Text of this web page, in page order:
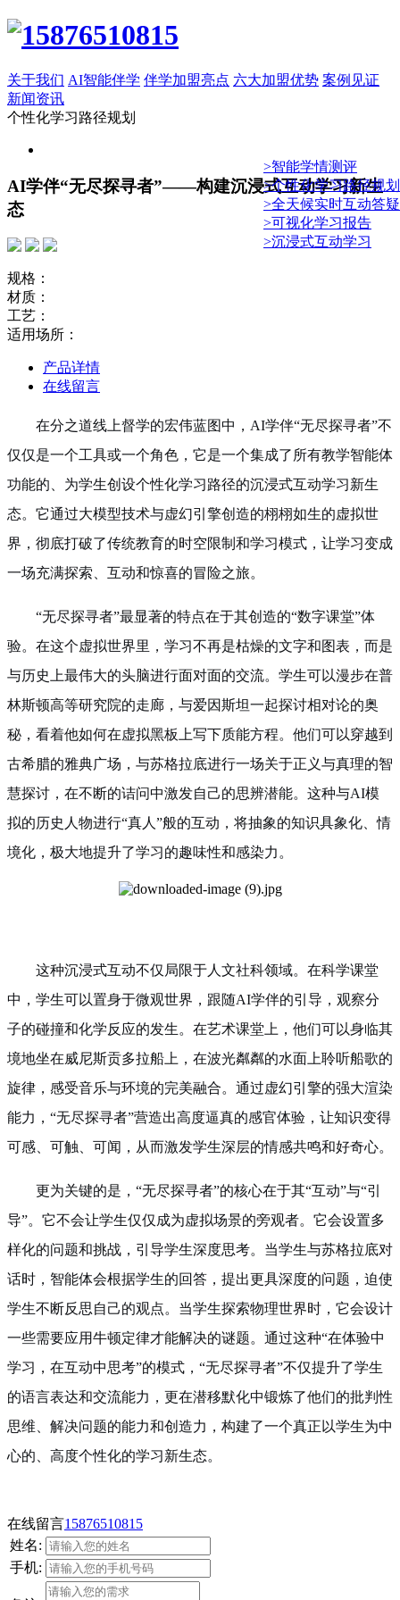
关于我们 AI智能伴学 伴学加盟亮点 六大加盟优势 案例见证
新闻资讯
个性化学习路径规划
>智能学情测评
>个性化学习路径规划
>全天候实时互动答疑
>可视化学习报告
>沉浸式互动学习
AI学伴“无尽探寻者”——构建沉浸式互动学习新生
态
规格：
材质：
工艺：
适用场所：
产品详情
在线留言
在分之道线上督学的宏伟蓝图中，AI学伴“无尽探寻者”不
仅仅是一个工具或一个角色，它是一个集成了所有教学智能体
功能的、为学生创设个性化学习路径的沉浸式互动学习新生
态。它通过大模型技术与虚幻引擎创造的栩栩如生的虚拟世
界，彻底打破了传统教育的时空限制和学习模式，让学习变成
一场充满探索、互动和惊喜的冒险之旅。
“无尽探寻者”最显著的特点在于其创造的“数字课堂”体
验。在这个虚拟世界里，学习不再是枯燥的文字和图表，而是
与历史上最伟大的头脑进行面对面的交流。学生可以漫步在普
林斯顿高等研究院的走廊，与爱因斯坦一起探讨相对论的奥
秘，看着他如何在虚拟黑板上写下质能方程。他们可以穿越到
古希腊的雅典广场，与苏格拉底进行一场关于正义与真理的智
慧探讨，在不断的诘问中激发自己的思辨潜能。这种与AI模
拟的历史人物进行“真人”般的互动，将抽象的知识具象化、情
境化，极大地提升了学习的趣味性和感染力。
这种沉浸式互动不仅局限于人文社科领域。在科学课堂
中，学生可以置身于微观世界，跟随AI学伴的引导，观察分
子的碰撞和化学反应的发生。在艺术课堂上，他们可以身临其
境地坐在威尼斯贡多拉船上，在波光粼粼的水面上聆听船歌的
旋律，感受音乐与环境的完美融合。通过虚幻引擎的强大渲染
能力，“无尽探寻者”营造出高度逼真的感官体验，让知识变得
可感、可触、可闻，从而激发学生深层的情感共鸣和好奇心。
更为关键的是，“无尽探寻者”的核心在于其“互动”与“引
导”。它不会让学生仅仅成为虚拟场景的旁观者。它会设置多
样化的问题和挑战，引导学生深度思考。当学生与苏格拉底对
话时，智能体会根据学生的回答，提出更具深度的问题，迫使
学生不断反思自己的观点。当学生探索物理世界时，它会设计
一些需要应用牛顿定律才能解决的谜题。通过这种“在体验中
学习，在互动中思考”的模式，“无尽探寻者”不仅提升了学生
的语言表达和交流能力，更在潜移默化中锻炼了他们的批判性
思维、解决问题的能力和创造力，构建了一个真正以学生为中
心的、高度个性化的学习新生态。
在线留言15876510815
姓名:
手机: